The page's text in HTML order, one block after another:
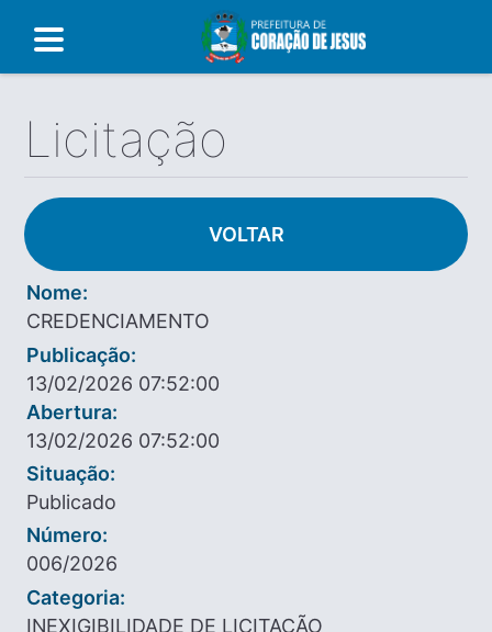
Licitação
VOLTAR
Nome:
CREDENCIAMENTO
Publicação:
13/02/2026 07:52:00
Abertura:
13/02/2026 07:52:00
Situação:
Publicado
Número:
006/2026
Categoria:
INEXIGIBILIDADE DE LICITAÇÃO